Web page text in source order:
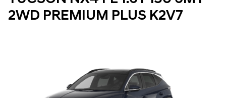
2WD PREMIUM PLUS K2V7